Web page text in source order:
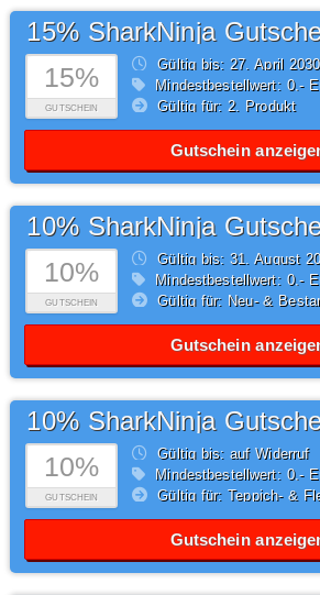
15%
GUTSCHEIN
15% SharkNinja
Gültig bis: 27.April2030
Mindestbestellwert: 0,-
Gültig für: 2. Produkt
Gutschein
10%
GUTSCHEIN
10% SharkNinja
Gültig bis: 31.August
Mindestbestellwert: 0,-
Gültig für: Neu- &
Gutschein
10%
GUTSCHEIN
10% SharkNinja
Gültig bis: auf Widerruf
Mindestbestellwert: 0,-
Gültig für: Teppich- &
Gutschein